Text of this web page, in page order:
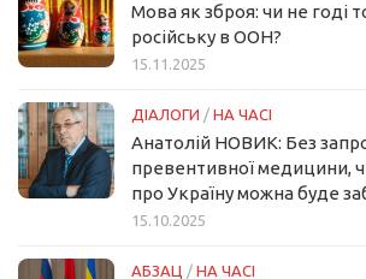
Мова як зброя: чи не годі
російську в ООН?
15.11.2025
ДІАЛОГИ / НА ЧАСІ
Анатолій НОВИК: Без
превентивної медицини,
про Україну можна буде
15.10.2025
АБЗАЦ / НА ЧАСІ